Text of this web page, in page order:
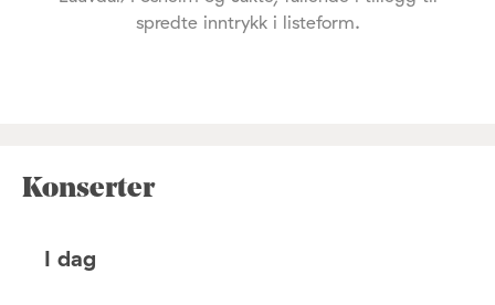
spredte inntrykk i listeform.
Konserter
I dag